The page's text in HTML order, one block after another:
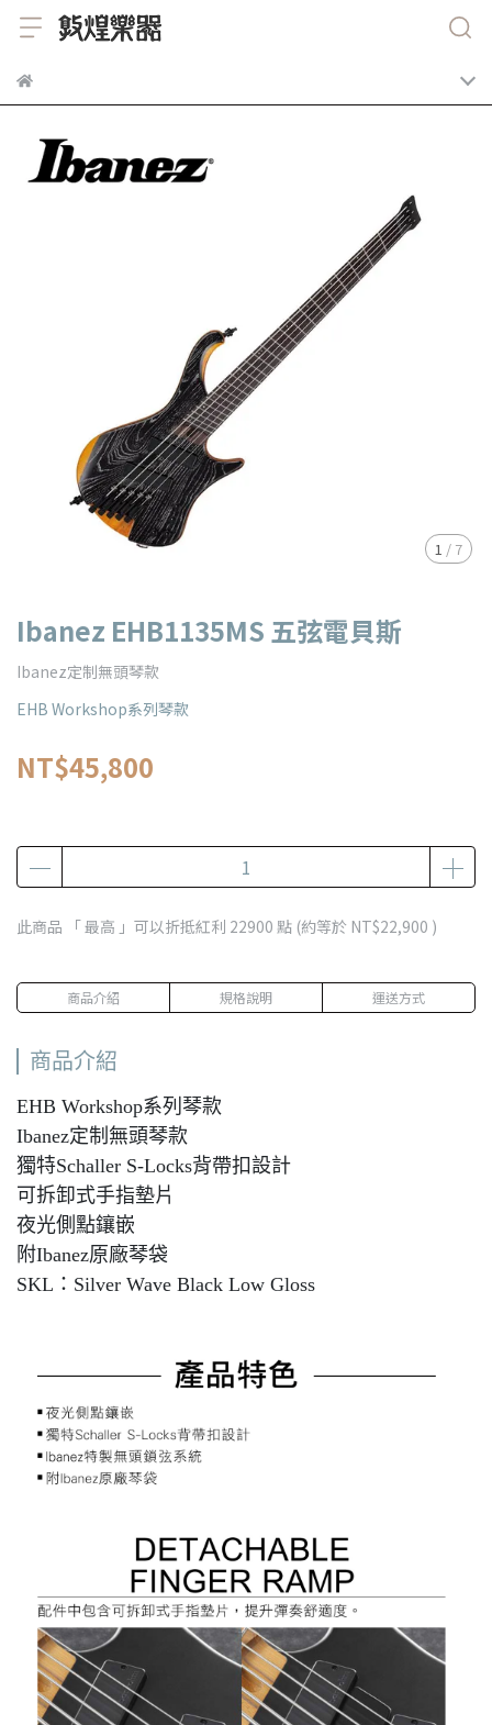
1 / 7
Ibanez EHB1135MS 五弦電貝斯
Ibanez定制無頭琴款
EHB Workshop系列琴款
NT$45,800
此商品 「 最高 」可以折抵紅利 22900 點 (約等於 NT$22,900 )
商品介紹 規格說明 運送方式
商品介紹
EHB Workshop系列琴款
Ibanez定制無頭琴款
獨特Schaller S-Locks背帶扣設計
可拆卸式手指墊片
夜光側點鑲嵌
附Ibanez原廠琴袋
SKL：Silver Wave Black Low Gloss